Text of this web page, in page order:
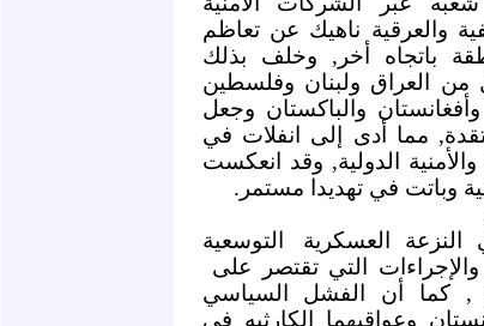
والعرقية ناهيك عن تعاظم
باتجاه أخر, وخلف بذلك
العراق ولبنان وفلسطين
والباكستان وجعل
مما أدى إلى انفلات في
والأمنية الدولية, وقد انعكست
وباتت في تهديدا مستمر.
العسكرية
التوسعية
والإجراءات التي تقتصر على
, كما أن الفشل السياسي
وعواقبهما الكارثيه في